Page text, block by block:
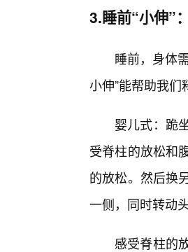
3.睡前“小伸”
睡前，身体
小伸”能帮助我
婴儿式：跪
受脊柱的放松和
的放松。然后换
一侧，同时转动
感受脊柱的